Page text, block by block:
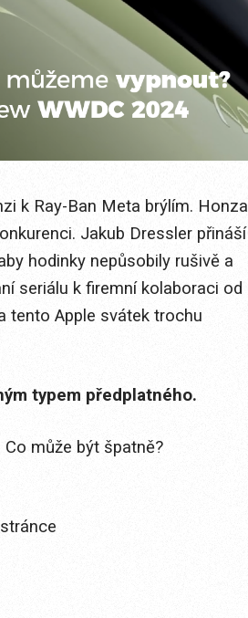
k Ray-Ban Meta brýlím. Honza
Jakub Dressler přináší
hodinky nepůsobily rušivě a
seriálu k firemní kolaboraci od
tento Apple svátek trochu
typem předplatného.
může být špatně?